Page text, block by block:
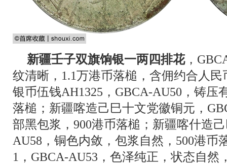
新疆壬子双旗饷银一两四排花，
纹清晰，1.1万港币落槌，含佣约合人
银币伍钱AH1325，GBCA-AU50，铸压
落槌；新疆喀造己巳十文党徽铜元，
部黑包浆，900港币落槌；新疆喀什造
AU58，铜色内敛，包浆自然，500港币
1，GBCA-AU53，色泽纯正，状态自然